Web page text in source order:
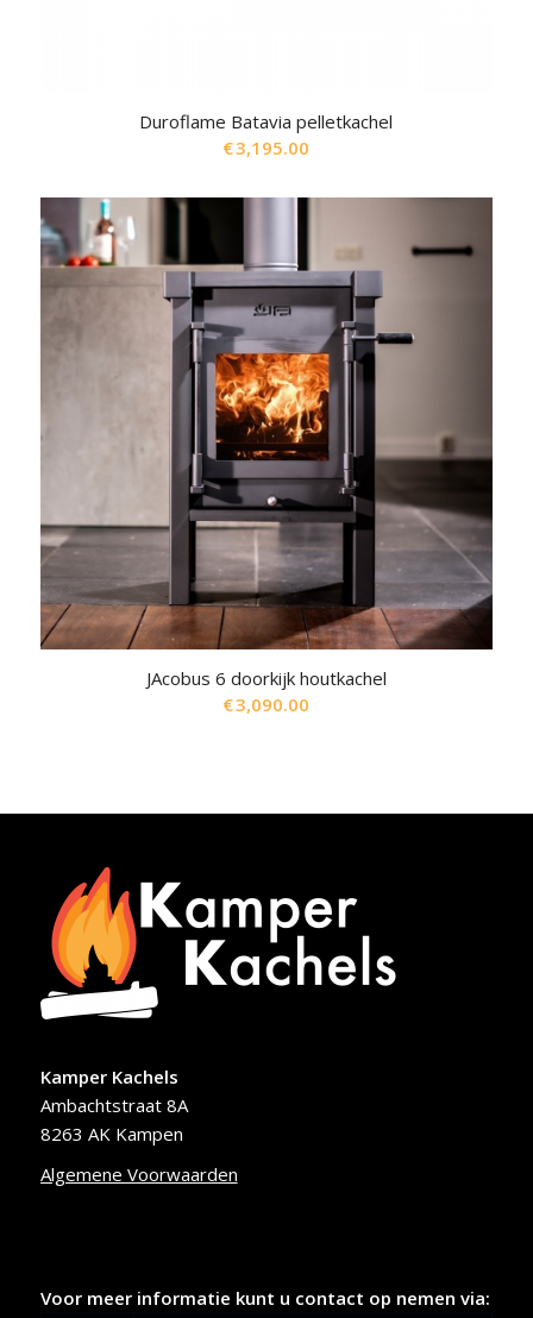
Duroflame Batavia pelletkachel
€3,195.00
JAcobus 6 doorkijk houtkachel
€3,090.00
Kamper Kachels
Ambachtstraat 8A
8263 AK Kampen
Algemene Voorwaarden
Voor meer informatie kunt u contact op nemen via: